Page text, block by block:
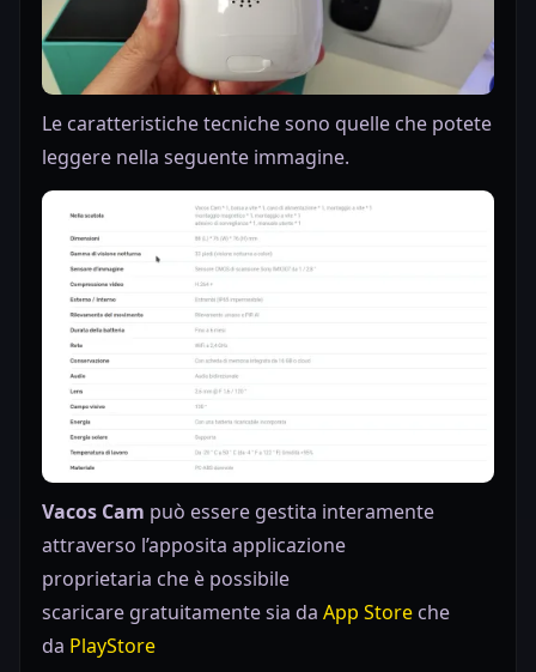
Le caratteristiche tecniche sono quelle che potete
leggere nella seguente immagine.
Vacos Cam può essere gestita interamente
attraverso l’apposita applicazione
proprietaria che è possibile
scaricare gratuitamentesia da App Store che
da PlayStore